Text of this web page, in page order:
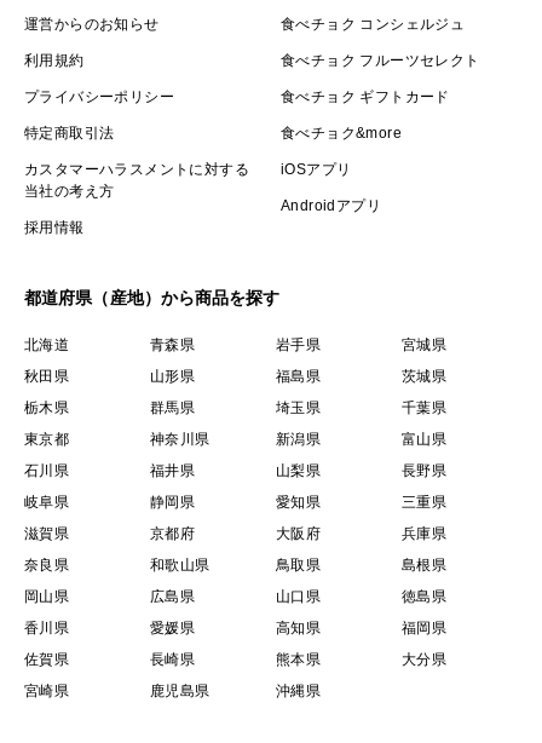
運営からのお知らせ
利用規約
プライバシーポリシー
特定商取引法
カスタマーハラスメントに対する
当社の考え方
採用情報
食べチョク コンシェルジュ
食べチョク フルーツセレクト
食べチョク ギフトカード
食べチョク&more
iOSアプリ
Androidアプリ
都道府県（産地）から商品を探す
北海道 青森県 岩手県
宮城県
秋田県
山形県 福島県
茨城県
栃木県
群馬県 埼玉県
千葉県
東京都
神奈川県 新潟県
富山県
石川県
福井県 山梨県
長野県
岐阜県
静岡県 愛知県
三重県
滋賀県
京都府 大阪府
兵庫県
奈良県
和歌山県 鳥取県
島根県
岡山県
広島県 山口県
徳島県
香川県
愛媛県 高知県
福岡県
佐賀県
長崎県 熊本県
大分県
宮崎県
鹿児島県 沖縄県